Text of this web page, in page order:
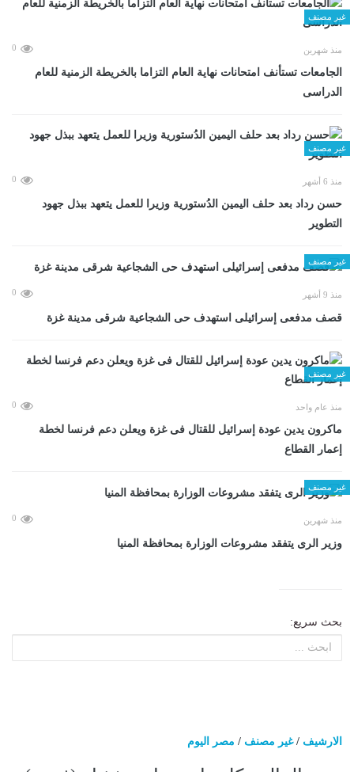
غير مصنف
منذ شهرين 0
الجامعات تستأنف امتحانات نهاية العام التزاما بالخريطة الزمنية للعام
الدراسى
غير مصنف
منذ 6 أشهر 0
حسن رداد بعد حلف اليمين الدُستورية وزيرا للعمل يتعهد ببذل جهود
التطوير
غير مصنف
منذ 9 أشهر 0
قصف مدفعى إسرائيلى استهدف حى الشجاعية شرقى مدينة غزة
غير مصنف
منذ عام واحد 0
ماكرون يدين عودة إسرائيل للقتال فى غزة ويعلن دعم فرنسا لخطة
إعمار القطاع
غير مصنف
منذ شهرين 0
وزير الرى يتفقد مشروعات الوزارة بمحافظة المنيا
بحث سريع:
الارشيف /غير مصنف / مصر اليوم